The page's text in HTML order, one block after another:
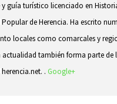
guía turístico licenciado en
de Herencia. Ha escrito
locales como comarcales y
también forma parte de
. Google+